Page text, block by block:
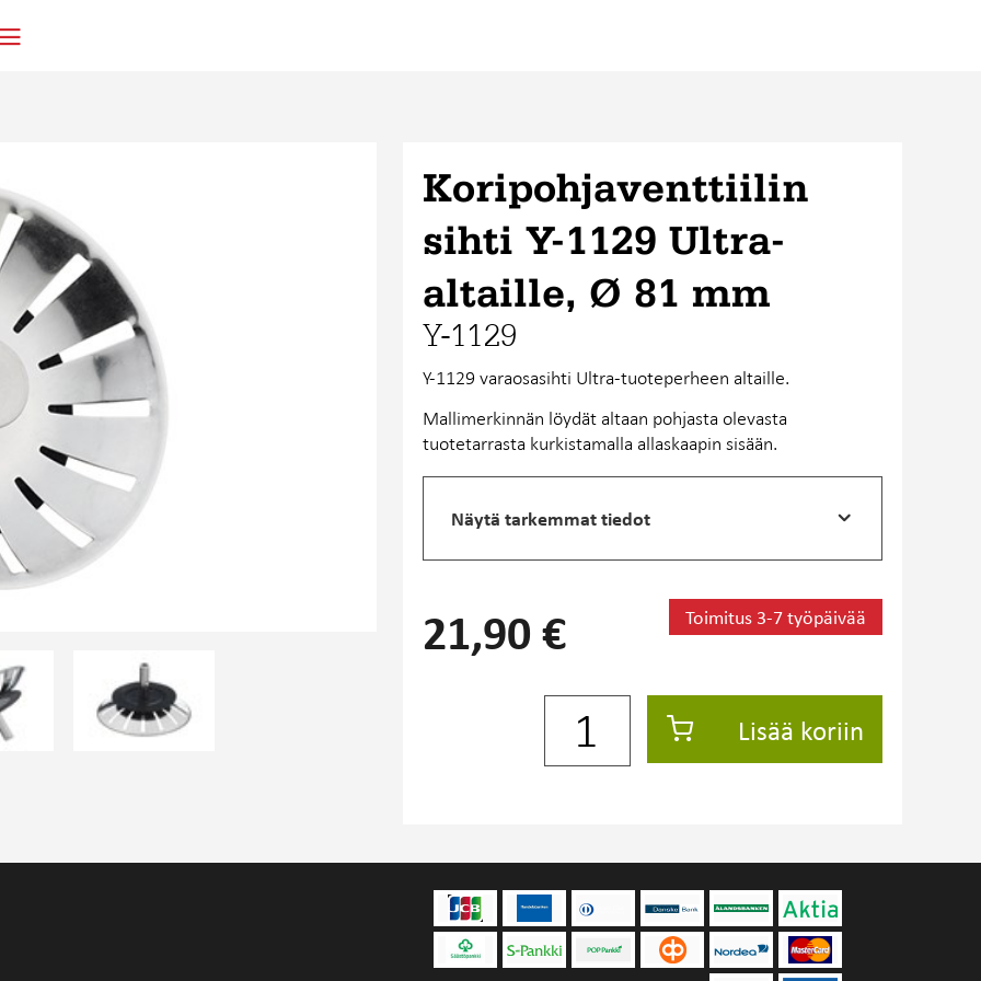
Koripohjaventtiilin
sihti Y-1129 Ultra-
altaille, Ø 81 mm
Y-1129
Y-1129 varaosasihti Ultra-tuoteperheen altaille.
Mallimerkinnän löydät altaan pohjasta olevasta
tuotetarrasta kurkistamalla allaskaapin sisään.
Näytä tarkemmat tiedot
21,90 € Toimitus 3-7 työpäivää
Lisää koriin